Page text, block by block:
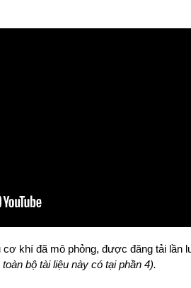
khí đã mô phỏng, được đăng tải lần
bộ tài liệu này có tại phần 4).